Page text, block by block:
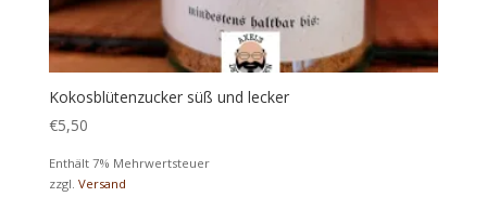
Kokosblütenzucker süß und lecker
€5,50
Enthält 7% Mehrwertsteuer
zzgl. Versand